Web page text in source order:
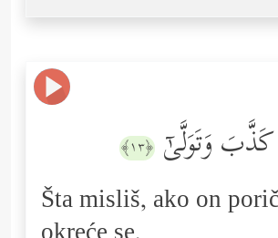
وَتَوَلَّىٰۤ ﴿١٣﴾
Šta misliš, ako on